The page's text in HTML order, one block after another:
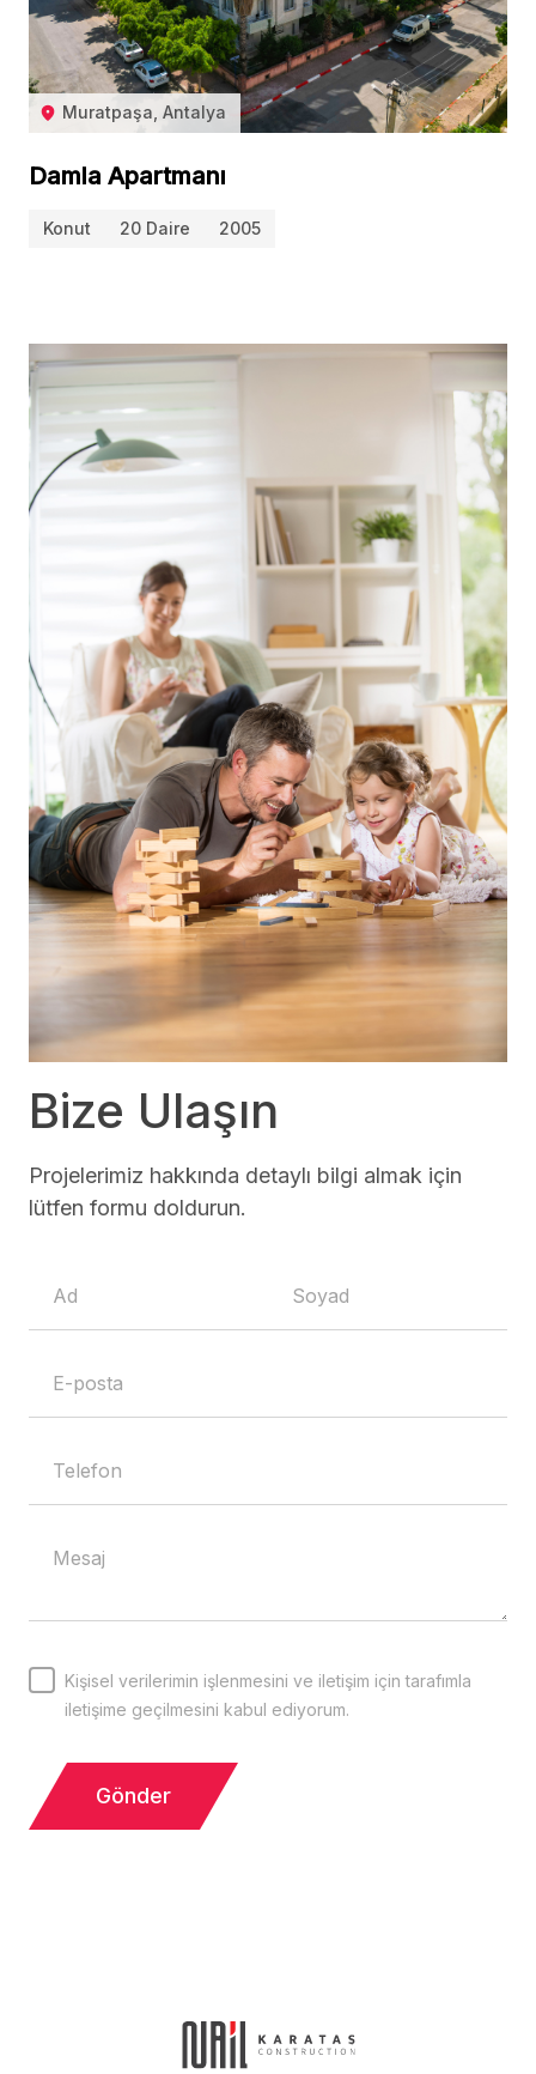
Muratpaşa, Antalya
Damla Apartmanı
Konut 20 Daire 2005
Bize Ulaşın
Projelerimiz hakkında detaylı bilgi almak için
lütfen formu doldurun.
Kişisel verilerimin işlenmesini ve iletişim için tarafımla
iletişime geçilmesini kabul ediyorum.
Gönder